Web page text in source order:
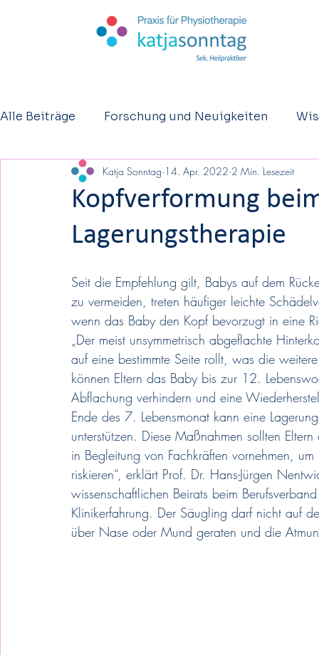
Alle Beiträge Forschung und Neuigkeiten
Kurzberichte Osteopathie Eltern -
Kopfverformung
Lagerungstherapie
Katja Sonntag 14. Apr. 2022 2 Min. Lesezeit
Seit die Empfehlung gilt, Babys auf dem
zu vermeiden, treten häufiger leichte
wenn das Baby den Kopf bevorzugt in eine
„Der meist unsymmetrisch abgeflachte
auf eine bestimmte Seite rollt, was die
können Eltern das Baby bis zur 12.
Abflachung verhindern und eine
Ende des 7. Lebensmonat kann eine
unterstützen. Diese Maßnahmen sollten
in Begleitung von Fachkräften vornehmen,
riskieren“, erklärt Prof. Dr. Hans-Jürgen
wissenschaftlichen Beirats beim
Klinikerfahrung. Der Säugling darf nicht auf
über Nase oder Mund geraten und die